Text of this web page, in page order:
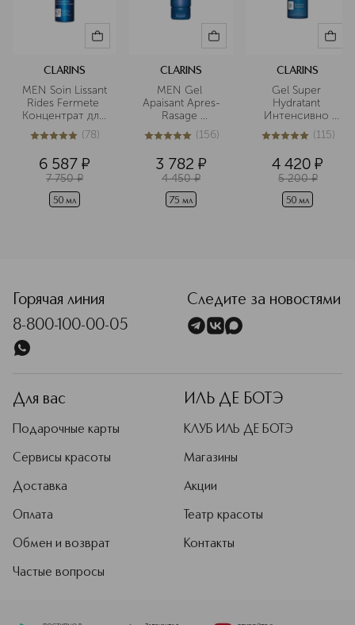
CLARINS
MEN Soin Lissant
Rides Fermete
Концентрат для
лица против
морщин
5из 578 (78)
6 587 ¤
7 750 ¤
50 мл
CLARINS
MEN Gel
Apaisant Apres-
Rasage
Успокаивающий
гель после
5из 5156 (156)
3 782 ¤
4 450 ¤
75 мл
CLARINS
Gel Super
Hydratant
Интенсивно
увлажняющий
гель для лица
5из 5115 (115)
4 420 ¤
5 200 ¤
50 мл
Горячая линия
8-800-100-00-05
Следите за новостями
Для вас
Подарочные карты
Сервисы красоты
Доставка
Оплата
Обмен и возврат
Частые вопросы
ИЛЬ ДЕ БОТЭ
КЛУБ ИЛЬ ДЕ БОТЭ
Магазины
Акции
Театр красоты
Контакты